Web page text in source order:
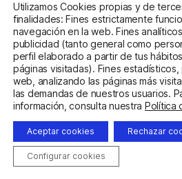
complicada de
propio individuo
decisivamente negativo.
Pérez Pareja, F. Javier y
Carmen
TÉCNICAS DE EXPOSICIÓN Y
AUTOEXPOSICIÓN. Madrid,
Síntesis.
Utilizamos Cookies propias y de
finalidades: Fines estrictamente
navegación en la web. Fines
publicidad (tanto general como
perfil elaborado a partir de tus
páginas visitadas). Fines
web, analizando las páginas más
las demandas de nuestros usuarios.
información, consulta nuestra Política
Aceptar cookies Rechazar
Configurar cookies